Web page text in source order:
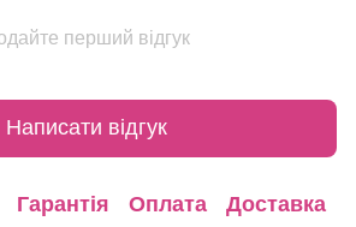
перший відгук
Написати відгук
Гарантія Оплата Доставка